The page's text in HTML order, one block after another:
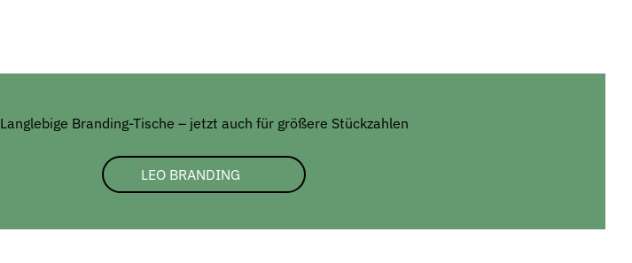
Langlebige Branding-Tische – jetzt auch für größere Stückzahlen
LEO BRANDING